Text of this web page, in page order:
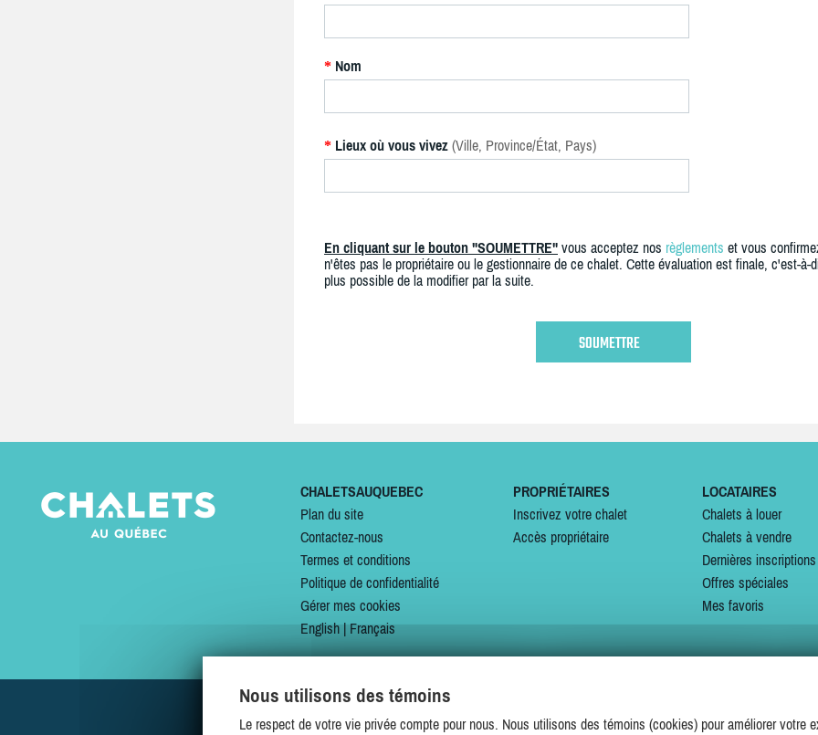
* Nom
* Lieux où vous vivez (Ville, Province/État, Pays)
En cliquant sur le bouton "SOUMETTRE" vous acceptez nos règlements et vous
n'êtes pas le propriétaire ou le gestionnaire de ce chalet. Cette évaluation est finale, c'est-à-
plus possible de la modifier par la suite.
CHALETSAUQUEBEC
Plan du site
Contactez-nous
Termes et conditions
Politique de confidentialité
Gérer mes cookies
English|Français
PROPRIÉTAIRES
Inscrivez votre chalet
Accès propriétaire
LOCATAIRES
Chalets à louer
Chalets à vendre
Dernières inscriptions
Offres spéciales
Mes favoris
SUIVEZ-NOUS SUR
Nous utilisons des témoins
Le respect de votre vie privée compte pour nous. Nous utilisons des témoins (cookies) pour améliorer votre